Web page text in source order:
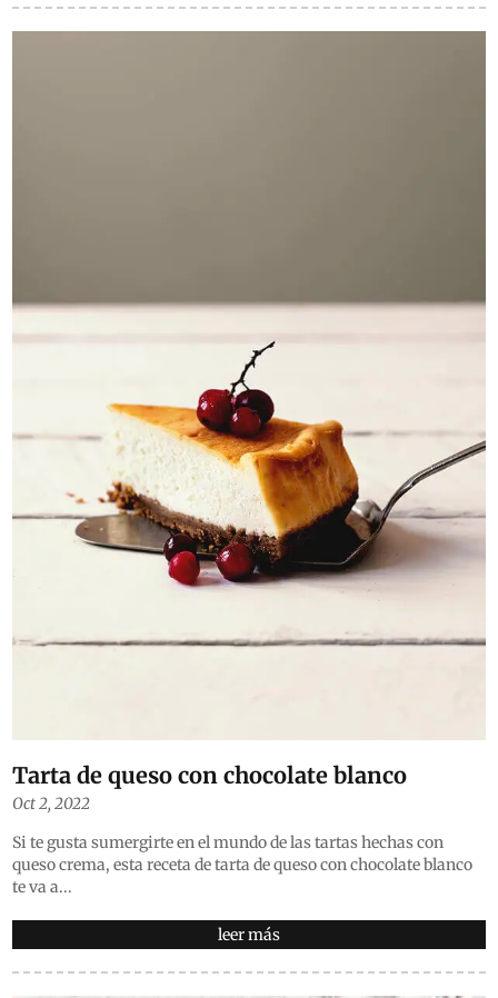
Tarta de queso con chocolate blanco
Oct 2, 2022
Si te gusta sumergirte en el mundo de las tartas hechas con
queso crema, esta receta de tarta de queso con chocolate blanco
te va a...
leer más